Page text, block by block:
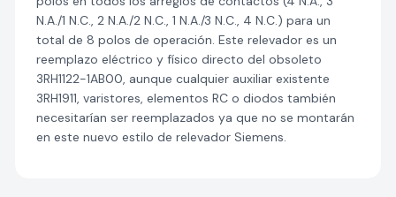
N.A./1 N.C., 2 N.A./2 N.C., 1 N.A./3 N.C., 4 N.C.) para un
total de 8 polos de operación. Este relevador es un
reemplazo eléctrico y físico directo del obsoleto
3RH1122-1AB00, aunque cualquier auxiliar existente
3RH1911, varistores, elementos RC o diodos también
necesitarían ser reemplazados ya que no se montarán
en este nuevo estilo de relevador Siemens.